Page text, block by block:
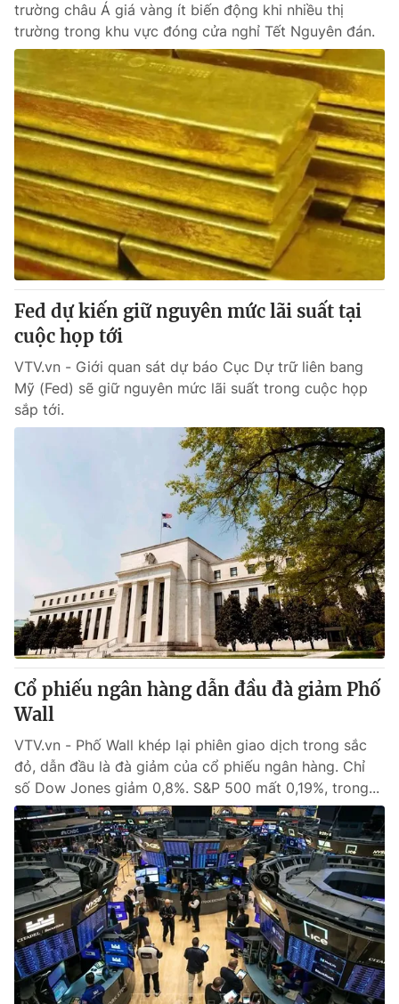
trường châu Á giá vàng ít biến động khi nhiều thị
trường trong khu vực đóng cửa nghỉ Tết Nguyên đán.
Fed dự kiến giữ nguyên mức lãi suất tại
cuộc họp tới
VTV.vn - Giới quan sát dự báo Cục Dự trữ liên bang
Mỹ (Fed) sẽ giữ nguyên mức lãi suất trong cuộc họp
sắp tới.
Cổ phiếu ngân hàng dẫn đầu đà giảm Phố
Wall
VTV.vn - Phố Wall khép lại phiên giao dịch trong sắc
đỏ, dẫn đầu là đà giảm của cổ phiếu ngân hàng. Chỉ
số Dow Jones giảm 0,8%. S&P 500 mất 0,19%, trong...